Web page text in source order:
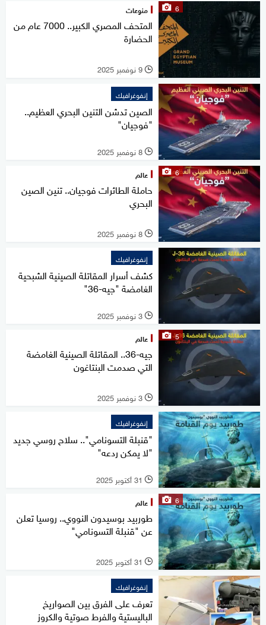
6 منوعات
المتحف المصري الكبير.. 7000 عام من
الحضارة
l 9 نوفمبر 2025
إنفوغرافيك
الصين تدشن التنين البحري العظيم..
"فوجيان"
l 8 نوفمبر 2025
6 عالم
حاملة الطائرات فوجيان.. تنين الصين
البحري
l 8 نوفمبر 2025
إنفوغرافيك
كشف أسرار المقاتلة الصينية الشبحية
الغامضة "جيه-36"
l 3 نوفمبر 2025
5 عالم
جيه-36.. المقاتلة الصينية الغامضة
التي صدمت البنتاغون
l 3 نوفمبر 2025
إنفوغرافيك
"قنبلة التسونامي".. سلاح روسي جديد
"لا يمكن ردعه"
l 31 أكتوبر 2025
6 عالم
طوربيد بوسيدون النووي.. روسيا تعلن
عن "قنبلة التسونامي"
l 31 أكتوبر 2025
إنفوغرافيك
تعرف على الفرق بين الصواريخ
الباليستية والفرط صوتية والكروز